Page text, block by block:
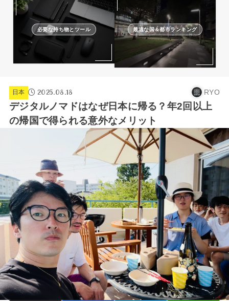
必要な持ち物とツール 最適な国＆都市ランキング
日本 2025.08.18 RYO
デジタルノマドはなぜ日本に帰る？年2回以上
の帰国で得られる意外なメリット